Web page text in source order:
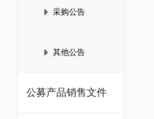
采购公告
其他公告
公募产品销售文件